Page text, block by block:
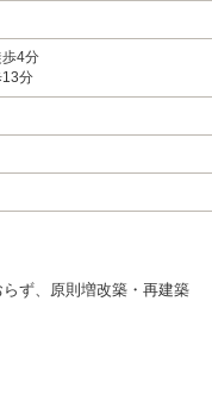
4分
13分
ず、原則増改築・再建築